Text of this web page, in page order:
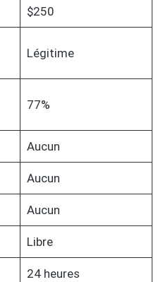
$250
Légitime
77%
Aucun
Aucun
Aucun
Libre
24 heures